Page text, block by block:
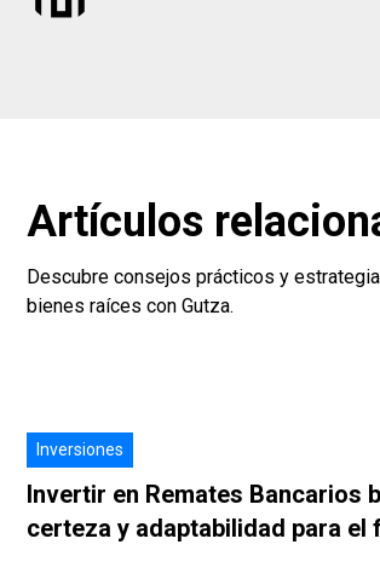
Artículos
Descubre consejos prácticos y
bienes raíces con Gutza.
Inversiones
Invertir en Remates Bancarios
certeza y adaptabilidad para el